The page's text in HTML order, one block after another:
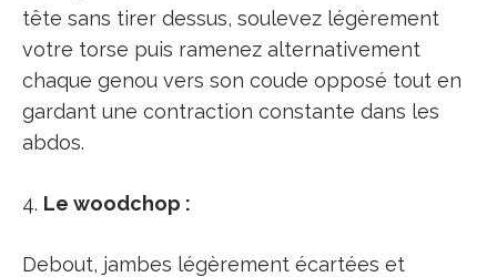
tête sans tirer dessus, soulevez légèrement
votre torse puis ramenez alternativement
chaque genou vers son coude opposé tout en
gardant une contraction constante dans les
abdos.
4. Le woodchop :
Debout, jambes légèrement écartées et